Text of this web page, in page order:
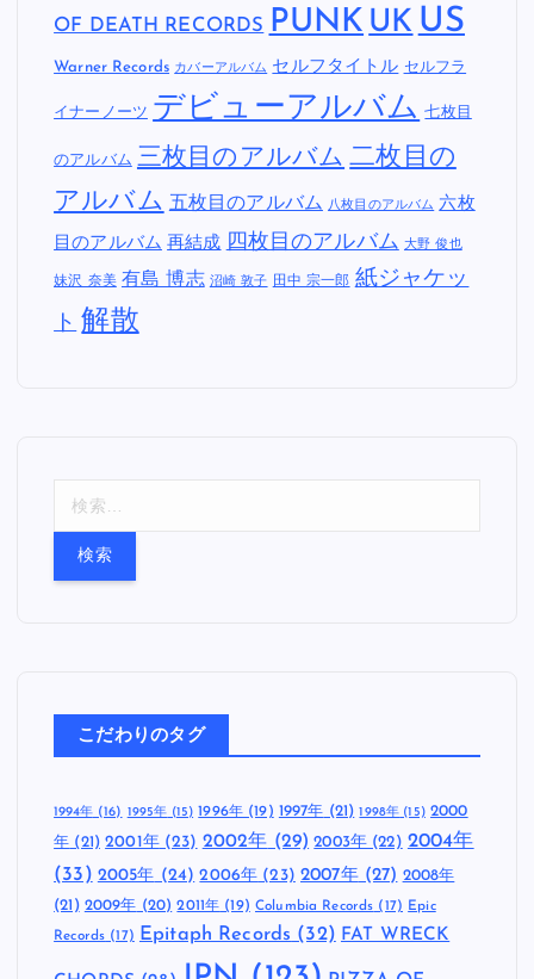
OF DEATH RECORDS PUNK UK US
Warner Records カバーアルバム セルフタイトル セルフラ
イナーノーツ デビューアルバム 七枚目
のアルバム 三枚目のアルバム 二枚目の
アルバム 五枚目のアルバム 八枚目のアルバム 六枚
目のアルバム 再結成 四枚目のアルバム 大野 俊也
妹沢 奈美 有島 博志 沼崎 敦子 田中 宗一郎 紙ジャケッ
ト 解散
こだわりのタグ
1994年(16) 1995年 (15) 1996年(19) 1997年 (21) 1998年 (15) 2000
年 (21) 2001年(23) 2002年 (29) 2003年 (22) 2004年
(33) 2005年 (24) 2006年 (23) 2007年(27) 2008年
(21) 2009年 (20) 2011年 (19) Columbia Records (17) Epic
Records (17) Epitaph Records (32) FAT WRECK